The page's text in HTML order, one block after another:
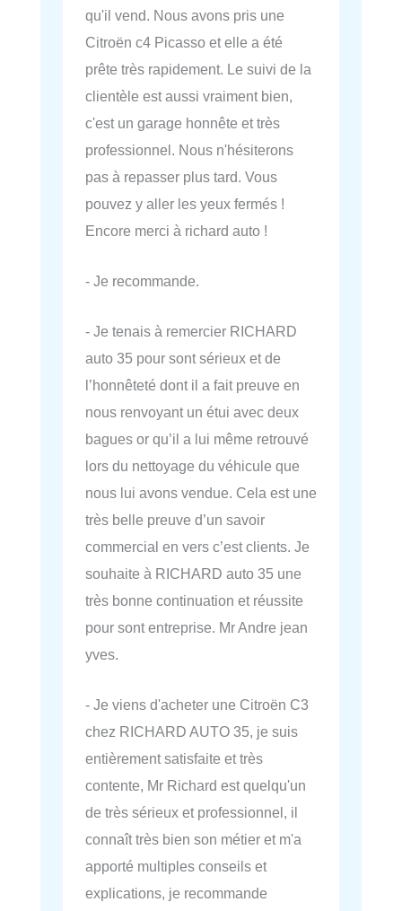
qu'il vend. Nous avons pris une
Citroën c4 Picasso et elle a été
prête très rapidement. Le suivi de la
clientèle est aussi vraiment bien,
c'est un garage honnête et très
professionnel. Nous n'hésiterons
pas à repasser plus tard. Vous
pouvez y aller les yeux fermés !
Encore merci à richard auto !
- Je recommande.
- Je tenais à remercier RICHARD
auto 35 pour sont sérieux et de
l’honnêteté dont il a fait preuve en
nous renvoyant un étui avec deux
bagues or qu’il a lui même retrouvé
lors du nettoyage du véhicule que
nous lui avons vendue. Cela est une
très belle preuve d’un savoir
commercial en vers c’est clients. Je
souhaite à RICHARD auto 35 une
très bonne continuation et réussite
pour sont entreprise. Mr Andre jean
yves.
- Je viens d'acheter une Citroën C3
chez RICHARD AUTO 35, je suis
entièrement satisfaite et très
contente, Mr Richard est quelqu'un
de très sérieux et professionnel, il
connaît très bien son métier et m'a
apporté multiples conseils et
explications, je recommande